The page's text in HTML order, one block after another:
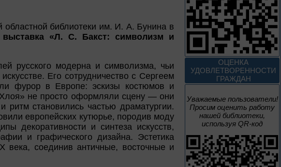
областной библиотеки им. И. А. Бунина в
выставка «Л. С. Бакст: символизм и
русского модерна и символизма, чьи
Его сотрудничество с Сергеем
фурор в Европе: эскизы костюмов и
не просто оформляли сцену — они
ритм становились частью драматургии.
европейских кутюрье, породив моду
декоративности и синтеза искусств,
и графического дизайна. Эстетика
века, соединив античные, восточные и
ОЦЕНКА
УДОВЛЕТВОРЕННОСТИ
ГРАЖДАН
Уважаемые пользователи!
Просим оценить работу
нашей библиотеки,
используя QR-код
1 – 31 августа
Книги юбиляры 2026
Метаморфозы
Пиноккио
К 145-летию выхода книги
Карло Коллоди «Приключения
1 – 31 августа
Полёт над
столетиями
460 лет основания города
Орла